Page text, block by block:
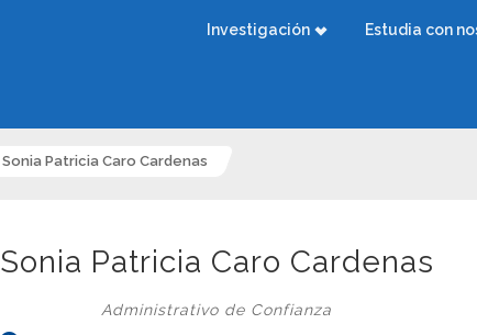
Investigación Estudia con
Sonia Patricia Caro Cardenas
Sonia Patricia Caro Cardenas
Administrativo de Confianza